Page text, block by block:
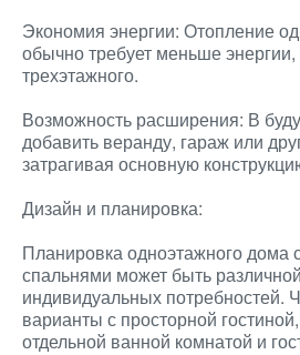
Экономия энергии: Отопление
обычно требует меньше
трехэтажного.
Возможность расширения: В
добавить веранду, гараж или
затрагивая основную
Дизайн и планировка:
Планировка одноэтажного дома
спальнями может быть
индивидуальных потребностей.
варианты с просторной
отдельной ванной комнатой и